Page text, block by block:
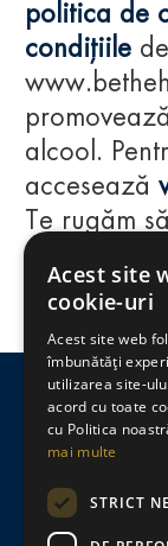
consumă-
Politica
politica de
condițiile
alcool.
accesează
Te rugăm
acestui
împlinit
Acest site
cookie-uri
Acest site web
îmbunătăți
utilizarea site-
acord cu toate
cu Politica
mai multe
STRICT